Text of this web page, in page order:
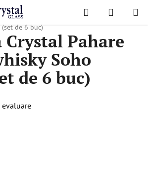
Căutare
DE
/ Soho
Bohemia Crystal Pahare pentru
de 6 buc)
Crystal Pahare
Soho
de 6 buc)